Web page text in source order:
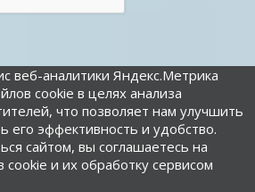
веб-аналитики Яндекс.Метрика
cookie в целях анализа
что позволяет нам улучшить
его эффективность и удобство.
сайтом, вы соглашаетесь на
cookie и их обработку сервисом